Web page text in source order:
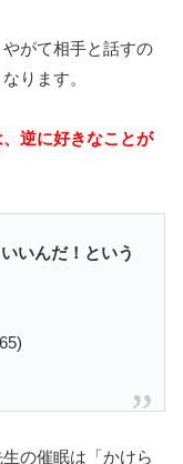
がて相手と話すの
ります。
逆に好きなことが
いんだ！という
の催眠は「かけら